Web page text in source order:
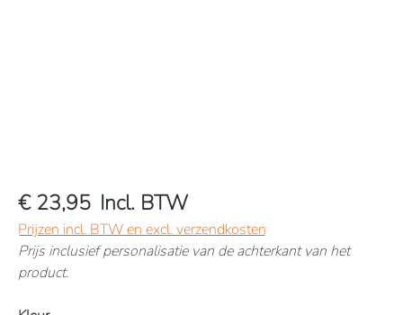
€ 23,95 Incl. BTW
Prijzen incl. BTW en excl. verzendkosten
Prijs inclusief personalisatie van de achterkant van het
product.